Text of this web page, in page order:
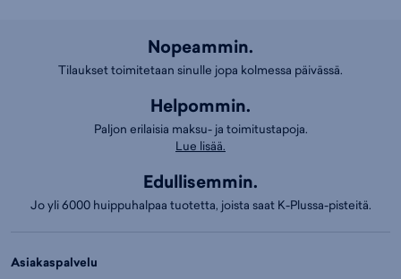
Nopeammin.
Tilaukset toimitetaan sinulle jopa kolmessa päivässä.
Helpommin.
Paljon erilaisia maksu- ja toimitustapoja.
Lue lisää.
Edullisemmin.
Jo yli 6000 huippuhalpaa tuotetta, joista saat K-Plussa-pisteitä.
Asiakaspalvelu